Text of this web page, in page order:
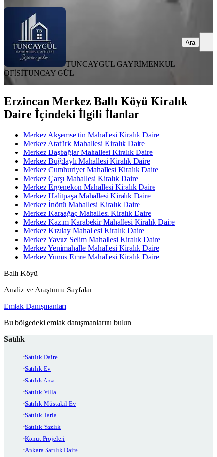
TUNCAYGÜL GAYRİMENKUL
OFİSİTUNCAY GÜL
Ara
Erzincan Merkez Ballı Köyü Kiralık
Daire İçindeki İlgili İlanlar
Merkez Akşemsettin Mahallesi Kiralık Daire
Merkez Atatürk Mahallesi Kiralık Daire
Merkez Başbağlar Mahallesi Kiralık Daire
Merkez Buğdaylı Mahallesi Kiralık Daire
Merkez Cumhuriyet Mahallesi Kiralık Daire
Merkez Çarşı Mahallesi Kiralık Daire
Merkez Ergenekon Mahallesi Kiralık Daire
Merkez Halitpaşa Mahallesi Kiralık Daire
Merkez İnönü Mahallesi Kiralık Daire
Merkez Karaağaç Mahallesi Kiralık Daire
Merkez Kazım Karabekir Mahallesi Kiralık Daire
Merkez Kızılay Mahallesi Kiralık Daire
Merkez Yavuz Selim Mahallesi Kiralık Daire
Merkez Yenimahalle Mahallesi Kiralık Daire
Merkez Yunus Emre Mahallesi Kiralık Daire
Ballı Köyü
Analiz ve Araştırma Sayfaları
Emlak Danışmanları
Bu bölgedeki emlak danışmanlarını bulun
Satılık
Satılık Daire
Satılık Ev
Satılık Arsa
Satılık Villa
Satılık Müstakil Ev
Satılık Tarla
Satılık Yazlık
Konut Projeleri
Ankara Satılık Daire